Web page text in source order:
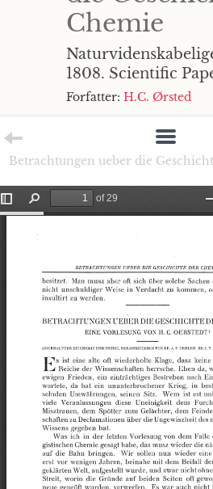
Chemie
1808. Scientific
Forfatter: H.C. Ørsted
Betrachtungen ueber die